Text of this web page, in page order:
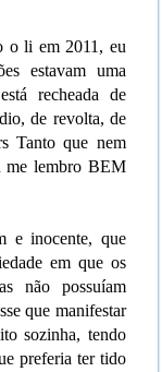
o li em 2011, eu
estavam uma
recheada de
de revolta, de
Tanto que nem
me lembro BEM
e inocente, que
em que os
não possuíam
que manifestar
sozinha, tendo
preferia ter tido